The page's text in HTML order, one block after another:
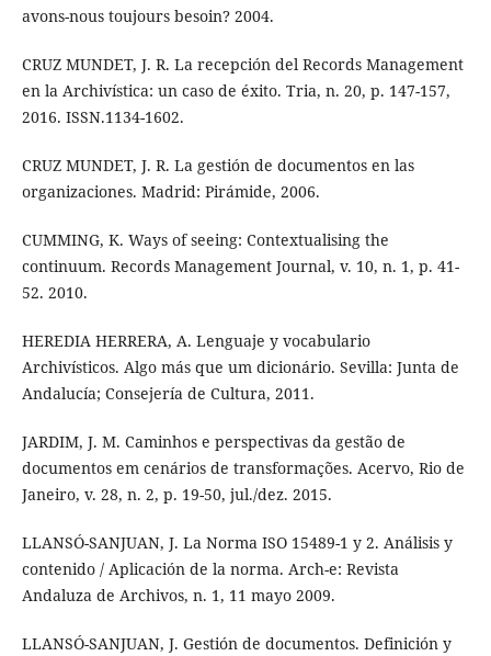
avons-nous toujours besoin? 2004.
CRUZ MUNDET, J. R. La recepción del Records Management
en la Archivística: un caso de éxito. Tria, n. 20, p. 147-157,
2016. ISSN.1134-1602.
CRUZ MUNDET, J. R. La gestión de documentos en las
organizaciones. Madrid: Pirámide, 2006.
CUMMING, K. Ways of seeing: Contextualising the
continuum. Records Management Journal, v. 10, n. 1, p. 41-
52. 2010.
HEREDIA HERRERA, A. Lenguaje y vocabulario
Archivísticos. Algo más que um dicionário. Sevilla: Junta de
Andalucía; Consejería de Cultura, 2011.
JARDIM, J. M. Caminhos e perspectivas da gestão de
documentos em cenários de transformações. Acervo, Rio de
Janeiro, v. 28, n. 2, p. 19-50, jul./dez. 2015.
LLANSÓ-SANJUAN, J. La Norma ISO 15489-1 y 2. Análisis y
contenido / Aplicación de la norma. Arch-e: Revista
Andaluza de Archivos, n. 1, 11 mayo 2009.
LLANSÓ-SANJUAN, J. Gestión de documentos. Definición y